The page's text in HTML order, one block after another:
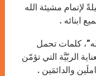
لإتمام مشيئة الله
ابنائه .
كلمات تحمل
الربّيَّة التي تؤمّن
والدائمَين .